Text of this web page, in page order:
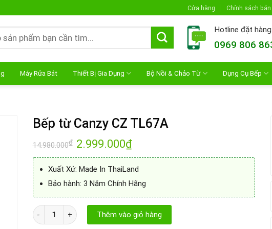
Cửa hàng Chính sách bán
Hotline đặt hàng
0969 806
Máy Rửa Bát Thiết Bị Gia Dụng Bộ Nồi & Chảo Từ Dụng Cụ Bếp
Bếp từ Canzy CZ TL67A
14.980.000₫ Giá
gốc
là:
2.999.000₫Giá
hiện
tại
2.999.000₫.
Xuất Xứ: Made In ThaiLand
Bảo hành: 3 Năm Chính Hãng
Bếp từ Canzy CZ TL67A số lượng
Thêm vào giỏ hàng